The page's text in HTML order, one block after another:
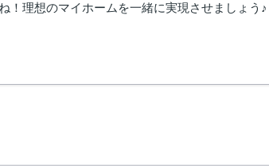
！理想のマイホームを一緒に実現させましょう♪